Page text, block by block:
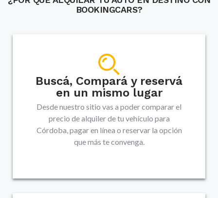
BOOKINGCARS?
Buscá, Compará y reservá
en un mismo lugar
Desde nuestro sitio vas a poder comparar el
precio de alquiler de tu vehículo para
Córdoba, pagar en línea o reservar la opción
que más te convenga.